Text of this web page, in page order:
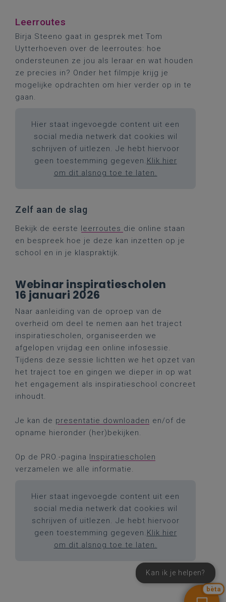
Leerroutes
Birja Steeno gaat in gesprek met Tom
Uytterhoeven over de leerroutes: hoe
ondersteunen ze jou als leraar en wat houden
ze precies in? Onder het filmpje krijg je
mogelijke opdrachten om hier verder op in te
gaan.
Hier staat ingevoegde content uit een
social media netwerk dat cookies wil
schrijven of uitlezen. Je hebt hiervoor
geen toestemming gegeven. Klik hier
om dit alsnog toe te laten.
Zelf aan de slag
Bekijk de eerste leerroutes die online staan
en bespreek hoe je deze kan inzetten op je
school en in je klaspraktijk.
Webinar inspiratiescholen
16 januari 2026
Naar aanleiding van de oproep van de
overheid om deel te nemen aan het traject
inspiratiescholen, organiseerden we
afgelopen vrijdag een online infosessie.
Tijdens deze sessie lichtten we het opzet van
het traject toe en gingen we dieper in op wat
het engagement als inspiratieschool concreet
inhoudt.
Je kan de presentatie downloaden en/of de
opname hieronder (her)bekijken.
Op de PRO.-pagina Inspiratiescholen
verzamelen we alle informatie.
Hier staat ingevoegde content uit een
social media netwerk dat cookies wil
schrijven of uitlezen. Je hebt hiervoor
geen toestemming gegeven. Klik hier
om dit alsnog toe te laten.
bèta
Kan ik je helpen?